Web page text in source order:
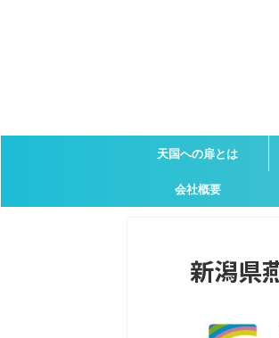
天国への扉とは
会社概要
新潟県